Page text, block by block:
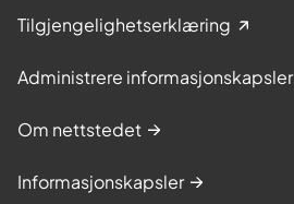
Tilgjengelighetserklæring
Administrere informasjonskapsler
Om nettstedet
Informasjonskapsler